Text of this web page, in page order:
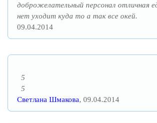
доброжелательный персонал отличная
нет уходит куда то а так все окей.
09.04.2014
5
5
Светлана Шмакова, 09.04.2014